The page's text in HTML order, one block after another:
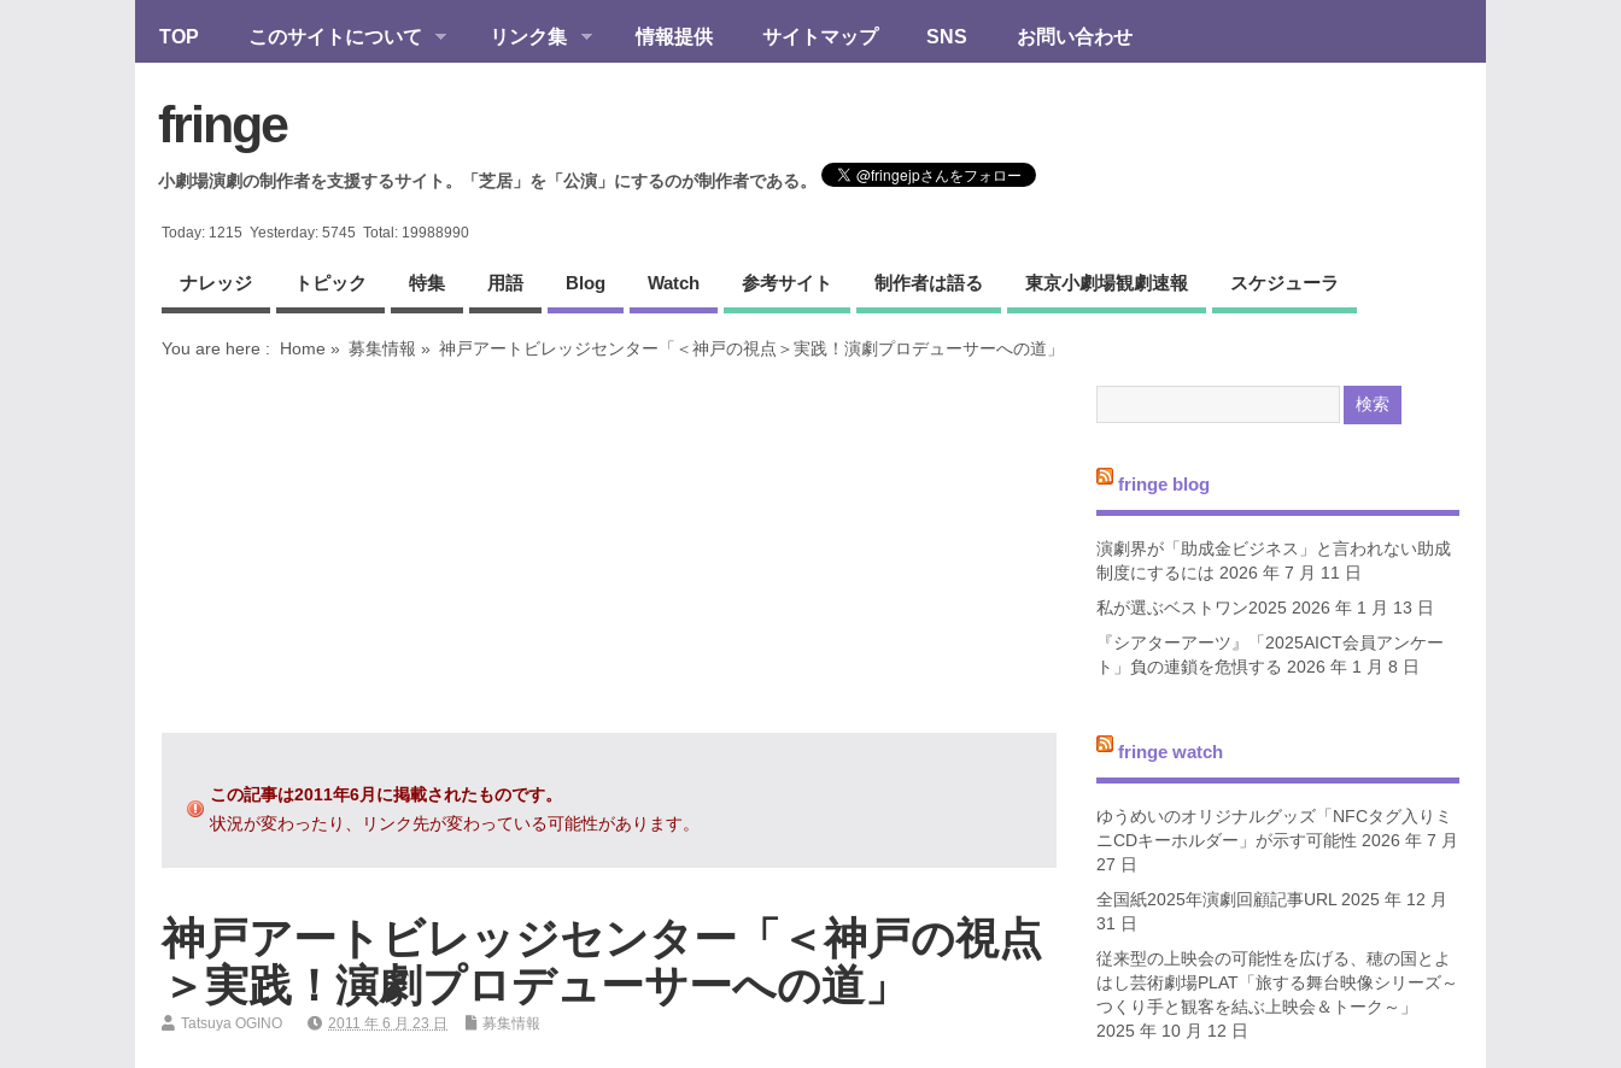
TOP このサイトについて リンク集 情報提供 サイトマップ SNS お問い合わせ
fringe
小劇場演劇の制作者を支援するサイト。「芝居」を「公演」にするのが制作者である。
Today: 1215 Yesterday:5745 Total: 19988990
ナレッジ トピック 特集 用語 Blog Watch 参考サイト 制作者は語る 東京小劇場観劇速報 スケジューラ
You are here : Home » 募集情報 » 神戸アートビレッジセンター「＜神戸の視点＞実践！演劇プロデューサーへの道」
この記事は2011年6月に掲載されたものです。
状況が変わったり、リンク先が変わっている可能性があります。
神戸アートビレッジセンター「＜神戸の視点
＞実践！演劇プロデューサーへの道」
Tatsuya OGINO 2011 年 6 月 23 日 募集情報
fringe blog
演劇界が「助成金ビジネス」と言われない助成
制度にするには 2026 年 7 月 11 日
私が選ぶベストワン2025 2026 年 1 月 13 日
『シアターアーツ』「2025AICT会員アンケー
ト」負の連鎖を危惧する 2026 年 1 月 8 日
fringe watch
ゆうめいのオリジナルグッズ「NFCタグ入りミ
ニCDキーホルダー」が示す可能性 2026 年 7 月
27 日
全国紙2025年演劇回顧記事URL 2025 年 12 月
31 日
従来型の上映会の可能性を広げる、穂の国とよ
はし芸術劇場PLAT「旅する舞台映像シリーズ～
つくり手と観客を結ぶ上映会＆トーク～」
2025 年 10 月 12 日